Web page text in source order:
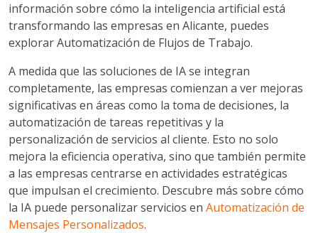
información sobre cómo la inteligencia artificial está
transformando las empresas en Alicante, puedes
explorar Automatización de Flujos de Trabajo.
A medida que las soluciones de IA se integran
completamente, las empresas comienzan a ver mejoras
significativas en áreas como la toma de decisiones, la
automatización de tareas repetitivas y la
personalización de servicios al cliente. Esto no solo
mejora la eficiencia operativa, sino que también permite
a las empresas centrarse en actividades estratégicas
que impulsan el crecimiento. Descubre más sobre cómo
la IA puede personalizar servicios en Automatización de
Mensajes Personalizados.